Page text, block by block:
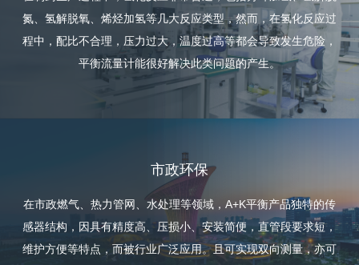
氮、氢解脱氧、烯烃加氢等几大反应类型，然而，在氢化反应过
程中，配比不合理，压力过大，温度过高等都会导致发生危险，
平衡流量计能很好解决此类问题的产生。
市政环保
在市政燃气、热力管网、水处理等领域，A+K平衡产品独特的传
感器结构，因具有精度高、压损小、安装简便，直管段要求短，
维护方便等特点，而被行业广泛应用。且可实现双向测量，亦可